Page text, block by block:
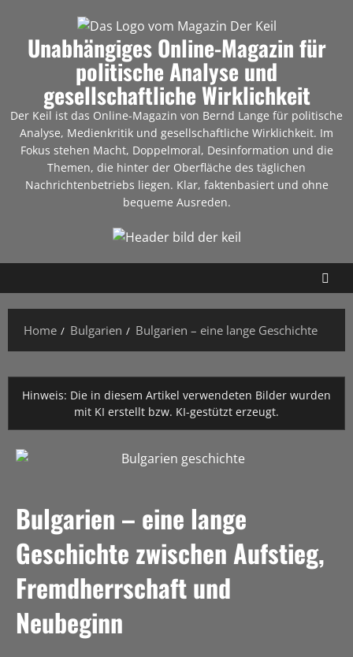
Unabhängiges Online-Magazin für
politische Analyse und
gesellschaftliche Wirklichkeit
Der Keil ist das Online-Magazin von Bernd Lange für politische
Analyse, Medienkritik und gesellschaftliche Wirklichkeit. Im
Fokus stehen Macht, Doppelmoral, Desinformation und die
Themen, die hinter der Oberfläche des täglichen
Nachrichtenbetriebs liegen. Klar, faktenbasiert und ohne
bequeme Ausreden.
Home Bulgarien Bulgarien – eine lange Geschichte
Hinweis: Die in diesem Artikel verwendeten Bilder wurden
mit KI erstellt bzw. KI-gestützt erzeugt.
Bulgarien – eine lange
Geschichte zwischen Aufstieg,
Fremdherrschaft und
Neubeginn